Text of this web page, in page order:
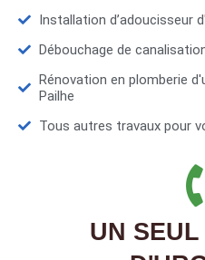
Installation d’adoucisseur
Débouchage de
Rénovation en plomberie
Pailhe
Tous autres travaux pour
UN